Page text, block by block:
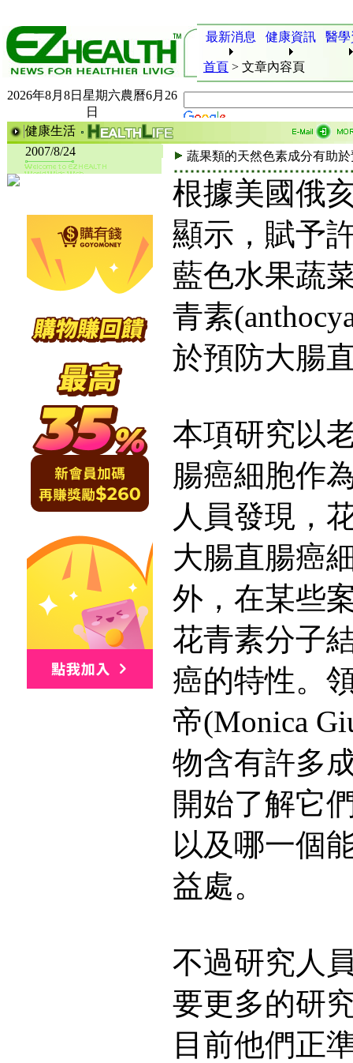
最新消息 健康資訊 醫
首頁 > 文章內容頁
2026年8月8日星期六農曆6月26
日
健康生活
2007/8/24
蔬果類的天然色素成分有助
根據美國俄
顯示，賦予
藍色水果蔬
青素
於預防大腸
本項研究以
腸癌細胞作
人員發現，
大腸直腸癌
外，在某些
花青素分子
癌的特性。
帝(Monica
物含有許多
開始了解它
以及哪一個
益處。
不過研究人
要更多的研
目前他們正